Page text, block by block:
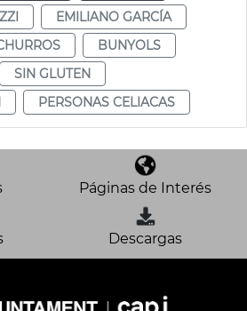
EMILIANO GARCÍA
BUNYOLS
SIN GLUTEN
PERSONAS CELIACAS
Páginas de Interés
Descargas